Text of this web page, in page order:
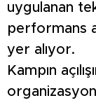
uygulanan
performans
yer alıyor.
Kampın